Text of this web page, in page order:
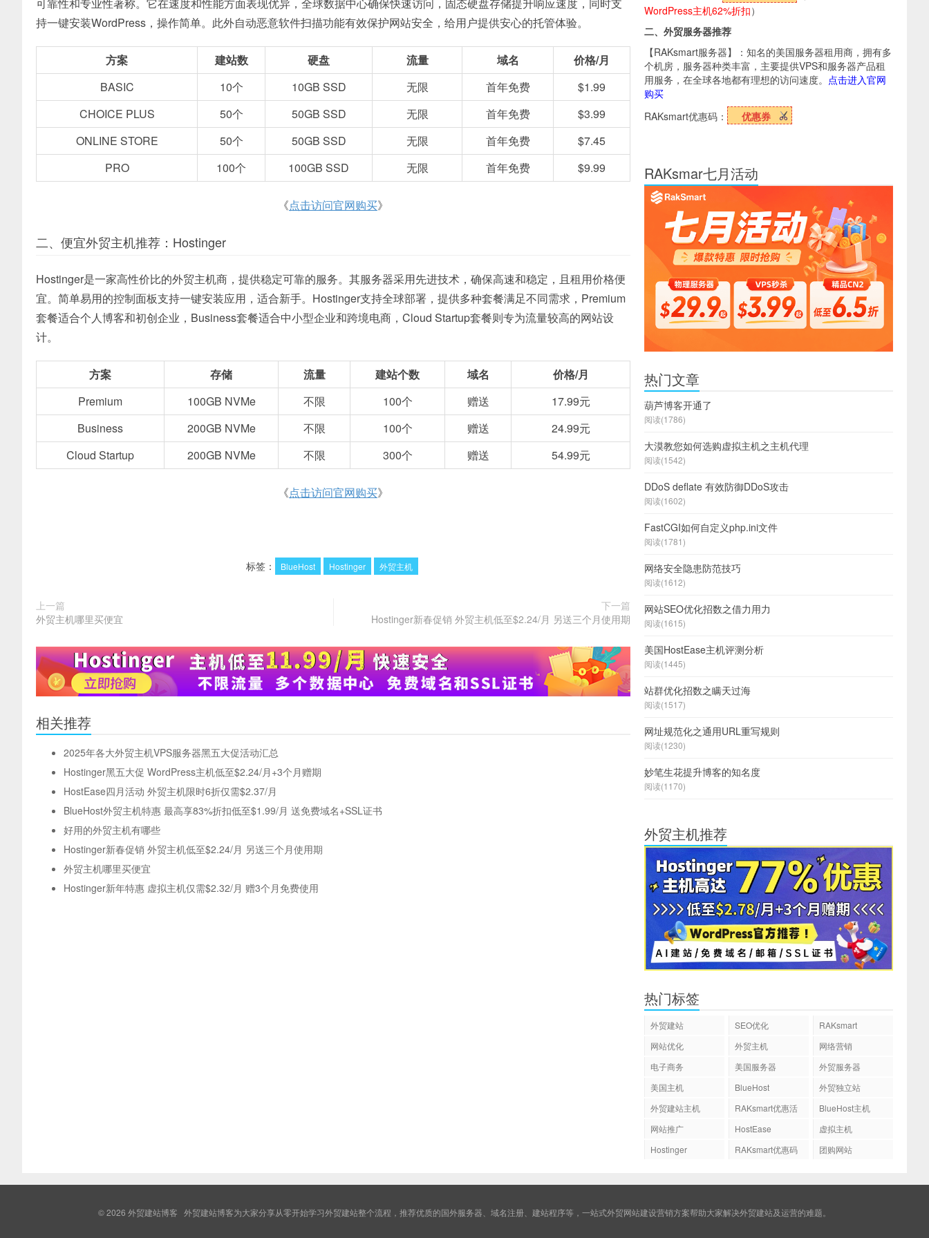
持一键安装WordPress，操作简单。此外自动恶意软件扫描功能有效保护网站安全，给用户提供安心的托管体验。
方案 建站数 硬盘 流量 域名
价格/月
BASIC
10个 10GB SSD 无限 首年免费
$1.99
CHOICE PLUS
50个 50GB SSD 无限 首年免费
$3.99
ONLINE STORE
50个 50GB SSD 无限 首年免费
$7.45
PRO
100个 100GB SSD 无限 首年免费 $9.99
《点击访问官网购买》
二、便宜外贸主机推荐：Hostinger
Hostinger是一家高性价比的外贸主机商，提供稳定可靠的服务。其服务器采用先进技术，确保高速和稳定，且租用价格便
宜。简单易用的控制面板支持一键安装应用，适合新手。Hostinger支持全球部署，提供多种套餐满足不同需求，Premium
套餐适合个人博客和初创企业，Business套餐适合中小型企业和跨境电商，Cloud Startup套餐则专为流量较高的网站设
计。
方案 存储 流量 建站个数 域名
价格/月
Premium
100GB NVMe 不限 100个 赠送
17.99元
Business
200GB NVMe 不限 100个 赠送
24.99元
Cloud Startup
200GB NVMe 不限 300个 赠送 54.99元
《点击访问官网购买》
标签： BlueHost Hostinger 外贸主机
上一篇
外贸主机哪里买便宜
下一篇
Hostinger新春促销 外贸主机低至$2.24/月 另送三个月使用期
相关推荐
2025年各大外贸主机VPS服务器黑五大促活动汇总
Hostinger黑五大促 WordPress主机低至$2.24/月+3个月赠期
HostEase四月活动 外贸主机限时6折仅需$2.37/月
BlueHost外贸主机特惠 最高享83%折扣低至$1.99/月 送免费域名+SSL证书
好用的外贸主机有哪些
Hostinger新春促销 外贸主机低至$2.24/月 另送三个月使用期
外贸主机哪里买便宜
Hostinger新年特惠 虚拟主机仅需$2.32/月 赠3个月免费使用
WordPress主机62%折扣）
二、外贸服务器推荐
【RAKsmart服务器】：知名的美国服务器租用商，拥有多
个机房，服务器种类丰富，主要提供VPS和服务器产品租
用服务，在全球各地都有理想的访问速度。 点击进入官网
购买
RAKsmart优惠码：
优惠券
RAKsmar七月活动
热门文章
葫芦博客开通了
阅读(1786)
大漠教您如何选购虚拟主机之主机代理
阅读(1542)
DDoS deflate 有效防御DDoS攻击
阅读(1602)
FastCGI如何自定义php.ini文件
阅读(1781)
网络安全隐患防范技巧
阅读(1612)
网站SEO优化招数之借力用力
阅读(1615)
美国HostEase主机评测分析
阅读(1445)
站群优化招数之瞒天过海
阅读(1517)
网址规范化之通用URL重写规则
阅读(1230)
妙笔生花提升博客的知名度
阅读(1170)
外贸主机推荐
热门标签
外贸建站 SEO优化
RAKsmart
网站优化
外贸主机
网络营销
电子商务
美国服务器
外贸服务器
美国主机
BlueHost
外贸独立站
外贸建站主机
RAKsmart优惠活
BlueHost主机
网站推广
HostEase
虚拟主机
Hostinger
RAKsmart优惠码 团购网站
© 2026 外贸建站博客 外贸建站博客为大家分享从零开始学习外贸建站整个流程，推荐优质的国外服务器、域名注册、建站程序等，一站式外贸网站建设营销方案帮助大家解决外贸建站及运营的难题。